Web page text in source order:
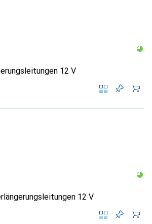
12 V
12 V